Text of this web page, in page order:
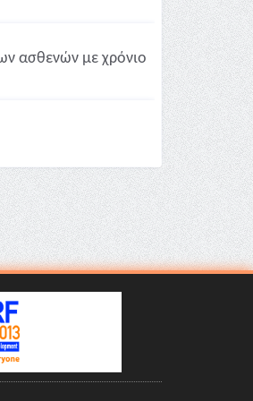
ασθενών με χρόνιο